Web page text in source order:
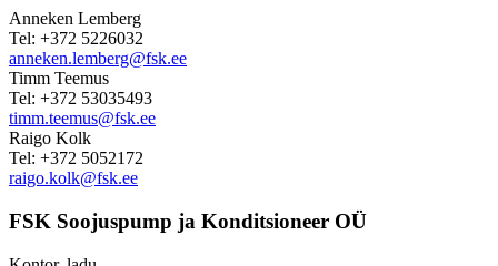
Anneken Lemberg
Tel: +372 5226032
anneken.lemberg@fsk.ee
Timm Teemus
Tel: +372 53035493
timm.teemus@fsk.ee
Raigo Kolk
Tel: +372 5052172
raigo.kolk@fsk.ee
FSK Soojuspump ja Konditsioneer OÜ